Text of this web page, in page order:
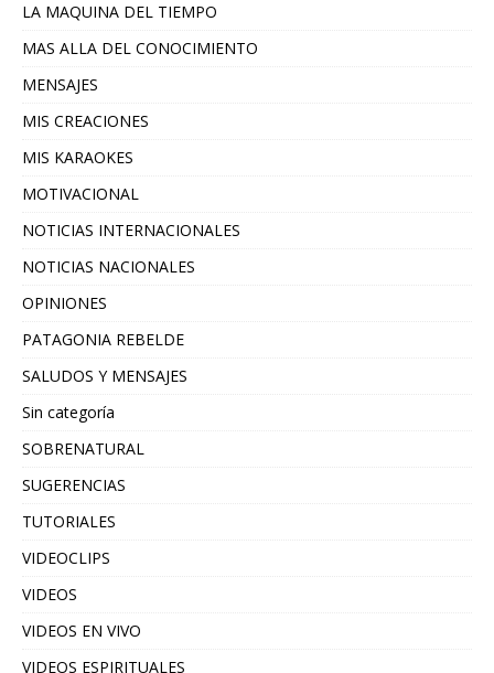
LA MAQUINA DEL TIEMPO
MAS ALLA DEL CONOCIMIENTO
MENSAJES
MIS CREACIONES
MIS KARAOKES
MOTIVACIONAL
NOTICIAS INTERNACIONALES
NOTICIAS NACIONALES
OPINIONES
PATAGONIA REBELDE
SALUDOS Y MENSAJES
Sin categoría
SOBRENATURAL
SUGERENCIAS
TUTORIALES
VIDEOCLIPS
VIDEOS
VIDEOS EN VIVO
VIDEOS ESPIRITUALES